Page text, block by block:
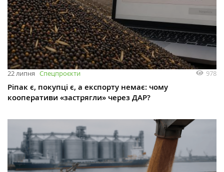
22 липня Спецпроєкти 978
Ріпак є, покупці є, а експорту немає: чому
кооперативи «застрягли» через ДАР?